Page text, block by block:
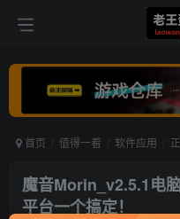
首页 值得一看 软件应用
魔音Morin_v2.5.1电
平台一个搞定！